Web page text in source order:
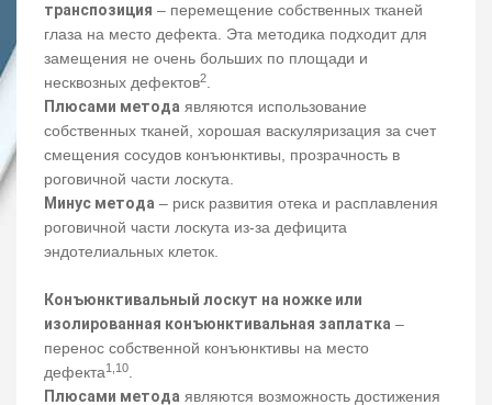
транспозиция – перемещение собственных тканей
глаза на место дефекта. Эта методика подходит для
замещения не очень больших по площади и
несквозных дефектов2.
Плюсами метода являются использование
собственных тканей, хорошая васкуляризация за счет
смещения сосудов конъюнктивы, прозрачность в
роговичной части лоскута.
Минус метода – риск развития отека и расплавления
роговичной части лоскута из-за дефицита
эндотелиальных клеток.
Конъюнктивальный лоскут на ножке или
изолированная конъюнктивальная заплатка –
перенос собственной конъюнктивы на место
дефекта1,10.
Плюсами метода являются возможность достижения